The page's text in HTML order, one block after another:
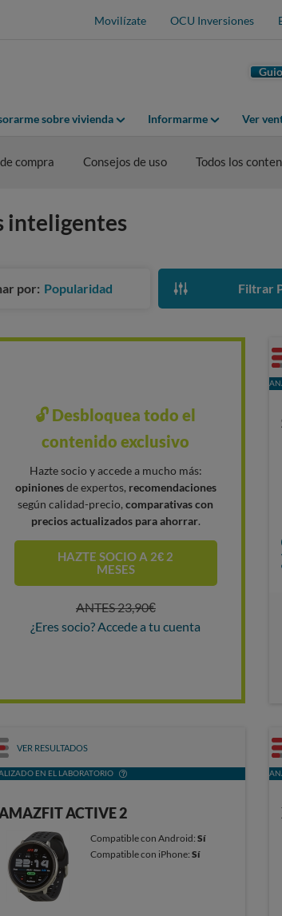
Movilízate OCU Inversiones
Guio
sobre vivienda Informarme Ver
compra Consejos de uso Todos los
inteligentes
por: Popularidad Filtrar
🔓 Desbloquea todo el
contenido exclusivo
Hazte socio y accede a mucho más:
opinionesde expertos, recomendaciones
según calidad-precio,comparativas con
precios actualizados para ahorrar.
HAZTE SOCIO A 2€ 2
MESES
ANTES 23,90€
¿Eres socio? Accede a tu cuenta
VER RESULTADOS
EN EL LABORATORIO
ACTIVE 2
Compatible con Android: Sí
Compatible con iPhone: Sí